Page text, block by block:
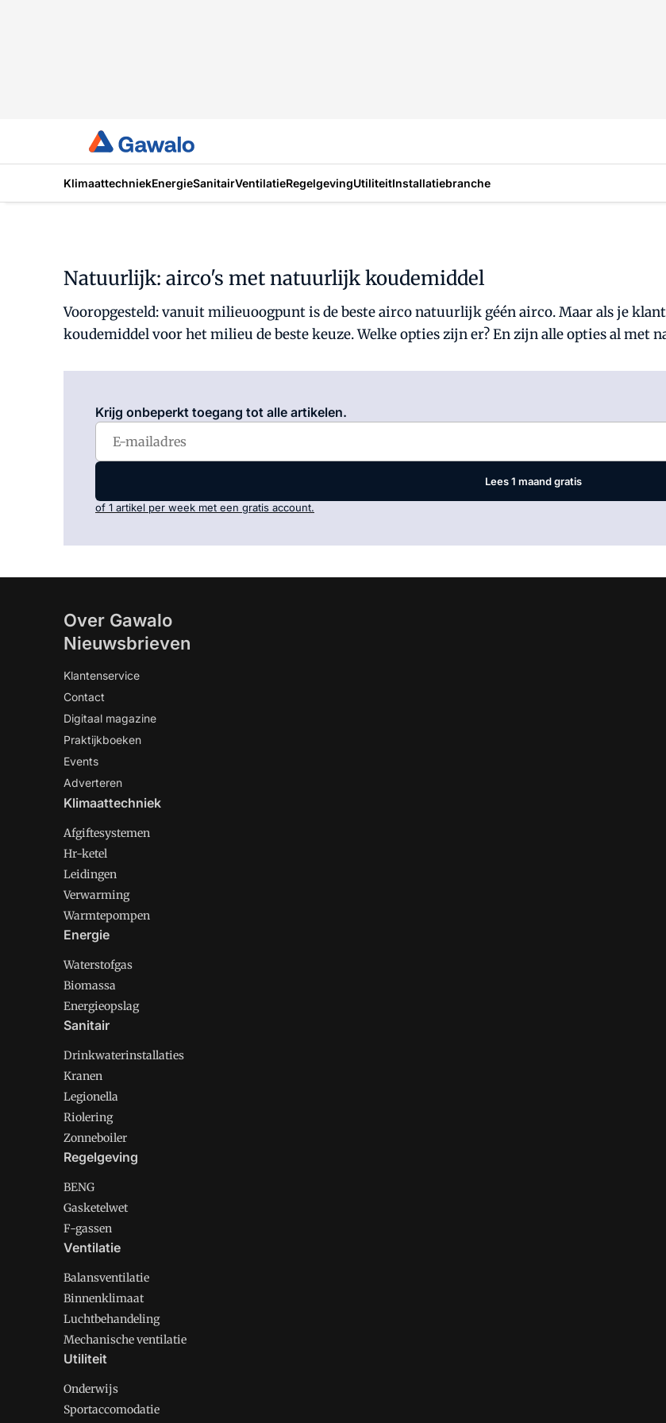
KlimaattechniekEnergieSanitairVentilatieRegelgevingUtiliteitInstallatiebranche
Natuurlijk: airco's met natuurlijk koudemiddel
Vooropgesteld: vanuit milieuoogpunt is de beste airco natuurlijk géén airco. Maar als je
koudemiddel voor het milieu de beste keuze. Welke opties zijn er? En zijn alle opties al met
Krijg onbeperkt toegang tot alle artikelen.
Lees 1 maand gratis
of 1 artikel per week met een gratis account.
Over Gawalo
Nieuwsbrieven
Klantenservice
Contact
Digitaal magazine
Praktijkboeken
Events
Adverteren
Klimaattechniek
Afgiftesystemen
Hr-ketel
Leidingen
Verwarming
Warmtepompen
Energie
Waterstofgas
Biomassa
Energieopslag
Sanitair
Drinkwaterinstallaties
Kranen
Legionella
Riolering
Zonneboiler
Regelgeving
BENG
Gasketelwet
F-gassen
Ventilatie
Balansventilatie
Binnenklimaat
Luchtbehandeling
Mechanische ventilatie
Utiliteit
Onderwijs
Sportaccomodatie